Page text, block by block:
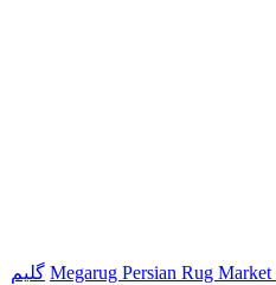
گلیم